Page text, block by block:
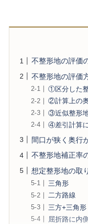
不整形地の評価
不整形地の評価
①区分した
②計算上の
③近似整形
④差引計算
間口が狭く奥行
不整形地補正率
想定整形地の取
三角形
二方路線
三方+三角形
屈折路に内